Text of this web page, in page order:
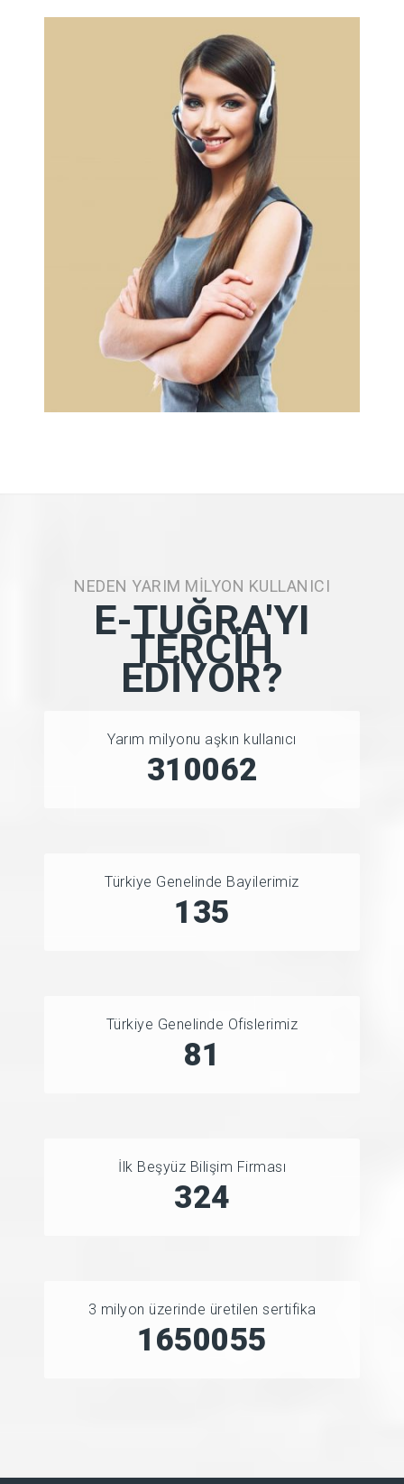
NEDEN YARIM MILYON KULLANICI
E-TUĞRA'YI
TERCIH
EDIYOR?
Yarım milyonu aşkın kullanıcı
415083
Türkiye Genelinde Bayilerimiz
150
Türkiye Genelinde Ofislerimiz
81
İlk Beşyüz Bilişim Firması
444
3 milyon üzerinde üretilen sertifika
2250075